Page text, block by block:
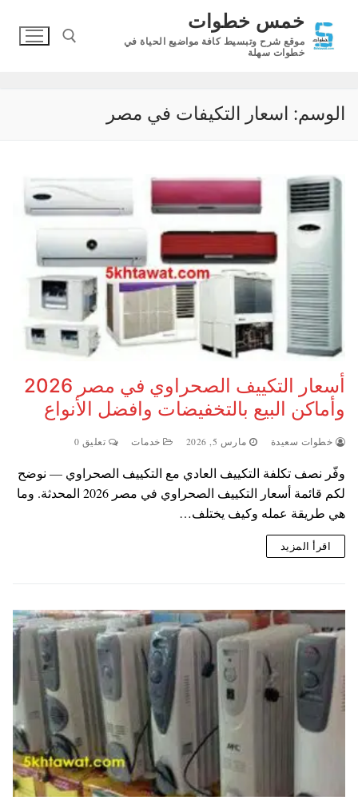
المحتوى
خمس خطوات
موقع شرح وتبسيط كافة مواضيع الحياة في
خطوات سهلة
الوسم: اسعار التكيفات في مصر
أسعار التكييف الصحراوي في مصر 2026
وأماكن البيع بالتخفيضات وافضل الأنواع
خطوات سعيدة مارس 5, 2026 خدمات تعليق 0
وفّر نصف تكلفة التكييف العادي مع التكييف الصحراوي — نوضح
لكم قائمة أسعار التكييف الصحراوي في مصر 2026 المحدثة. وما
هي طريقة عمله وكيف يختلف…
اقرأ المزيد